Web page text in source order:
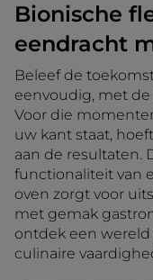
Bionische
eendracht
Beleef de
eenvoudig, met
Voor die
uw kant staat,
aan de resultaten.
functionaliteit van
oven zorgt voor
met gemak
ontdek een
culinaire